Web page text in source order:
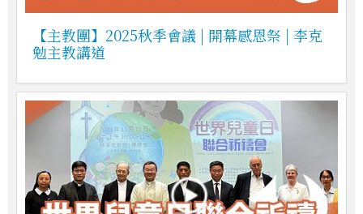
【主教團】2025秋季會議 | 開幕感恩祭 | 李克
勉主教講道